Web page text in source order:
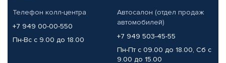
Телефон колл-центра
+7 949 00-00-550
Пн-Вс с 9.00 до 18.00
Автосалон (отдел продаж
автомобилей)
+7 949 503-45-55
Пн-Пт с 09.00 до 18.00, Сб с
9.00 до 15.00